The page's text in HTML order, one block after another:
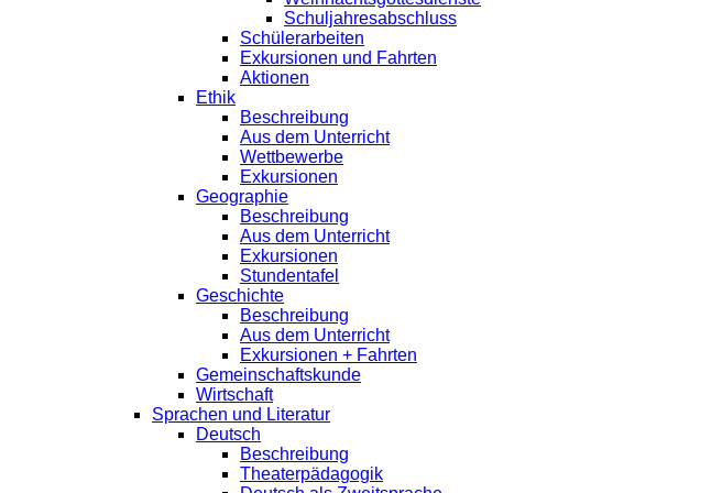
Schuljahresabschluss
Schülerarbeiten
Exkursionen und Fahrten
Aktionen
Ethik
Beschreibung
Aus dem Unterricht
Wettbewerbe
Exkursionen
Geographie
Beschreibung
Aus dem Unterricht
Exkursionen
Stundentafel
Geschichte
Beschreibung
Aus dem Unterricht
Exkursionen + Fahrten
Gemeinschaftskunde
Wirtschaft
Sprachen und Literatur
Deutsch
Beschreibung
Theaterpädagogik